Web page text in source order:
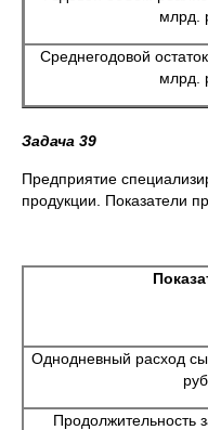
млрд.
Среднегодовой
млрд.
Задача 39
Предприятие
продукции. Показатели
Однодневный расход
руб.
Продолжительность